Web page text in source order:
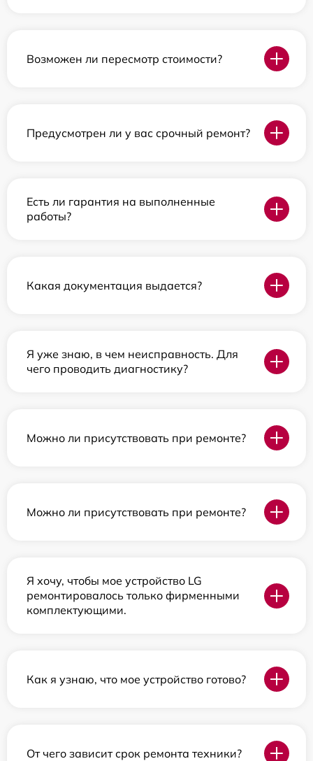
Возможен ли пересмотр стоимости?
Предусмотрен ли у вас срочный ремонт?
Есть ли гарантия на выполненные
работы?
Какая документация выдается?
Я уже знаю, в чем неисправность. Для
чего проводить диагностику?
Можно ли присутствовать при ремонте?
Можно ли присутствовать при ремонте?
Я хочу, чтобы мое устройство LG
ремонтировалось только фирменными
комплектующими.
Как я узнаю, что мое устройство готово?
От чего зависит срок ремонта техники?